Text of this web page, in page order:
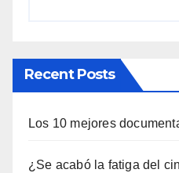
Recent Posts
Los 10 mejores
¿Se acabó la fatiga del